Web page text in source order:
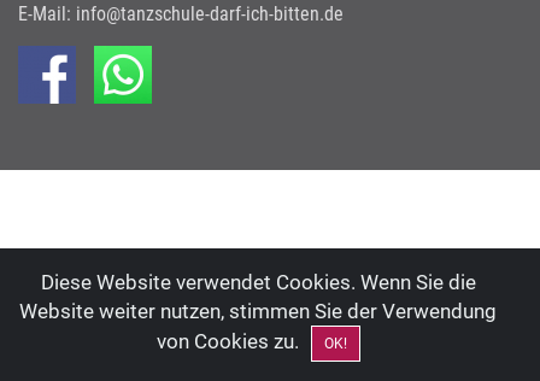
E-Mail: info@tanzschule-darf-ich-bitten.de
Diese Website verwendet Cookies. Wenn Sie die
Website weiter nutzen, stimmen Sie der Verwendung
von Cookies zu.
OK!